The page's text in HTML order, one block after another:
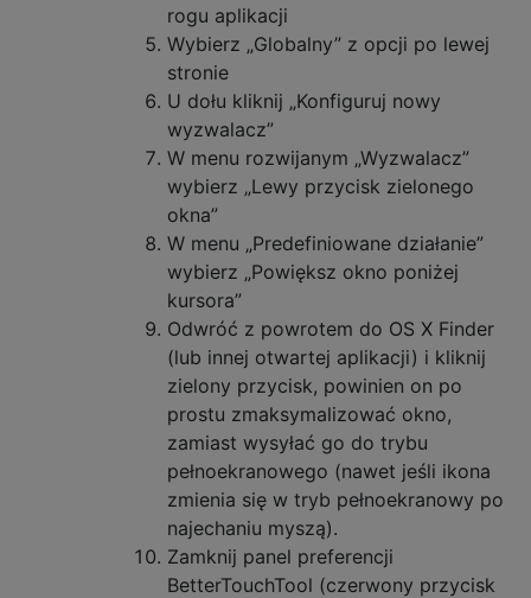
rogu aplikacji
Wybierz „Globalny” z opcji po lewej
stronie
U dołu kliknij „Konfiguruj nowy
wyzwalacz”
W menu rozwijanym „Wyzwalacz”
wybierz „Lewy przycisk zielonego
okna”
W menu „Predefiniowane działanie”
wybierz „Powiększ okno poniżej
kursora”
Odwróć z powrotem do OS X Finder
(lub innej otwartej aplikacji) i kliknij
zielony przycisk, powinien on po
prostu zmaksymalizować okno,
zamiast wysyłać go do trybu
pełnoekranowego (nawet jeśli ikona
zmienia się w tryb pełnoekranowy po
najechaniu myszą).
Zamknij panel preferencji
BetterTouchTool (czerwony przycisk